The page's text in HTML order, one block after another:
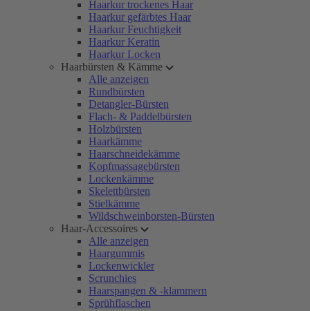
Haarkur trockenes Haar
Haarkur gefärbtes Haar
Haarkur Feuchtigkeit
Haarkur Keratin
Haarkur Locken
Haarbürsten & Kämme
Alle anzeigen
Rundbürsten
Detangler-Bürsten
Flach- & Paddelbürsten
Holzbürsten
Haarkämme
Haarschneidekämme
Kopfmassagebürsten
Lockenkämme
Skelettbürsten
Stielkämme
Wildschweinborsten-Bürsten
Haar-Accessoires
Alle anzeigen
Haargummis
Lockenwickler
Scrunchies
Haarspangen & -klammern
Sprühflaschen